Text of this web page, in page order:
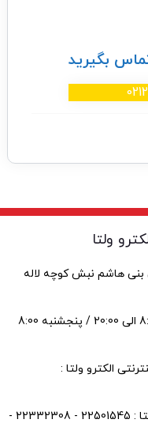
بگیرید
ولتا
بنی هاشم نبش کوچه لاله
ساعت کاری : شنبه تا چهارشنبه 8:00 الی 20:00 / پنجشنبه 8:00
الکترو ولتا :
شماره تلفن های فروشگاه الکترو ولتا : 22501545 - 22332308 -